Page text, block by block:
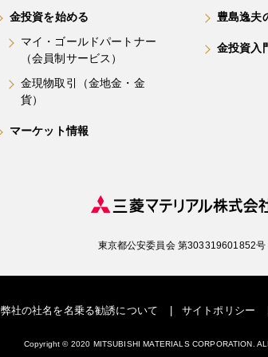
金投資を始める
マイ・ゴールドパートナー
（会員制サービス）
金現物取引（金地金・金
貨）
マーケット情報
豊島逸夫
金投資入
東京都公安委員会 第303319601852号
弊社の社名を名乗る勧誘について サイトポリシー
Copyright © 2020 MITSUBISHI MATERIALS CORPORATION.